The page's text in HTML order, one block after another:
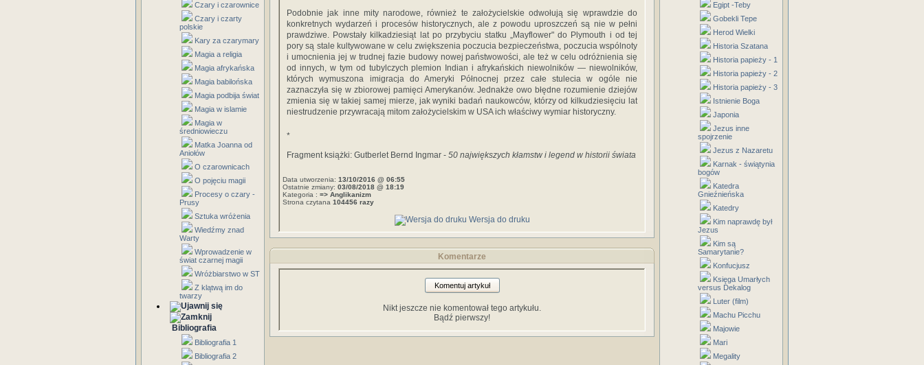
Czary i czarownice
Czary i czarty
polskie
Kary za czarymary
Magia a religia
Magia afrykańska
Magia babilońska
Magia podbija świat
Magia w islamie
Magia w
średniowieczu
Matka Joanna od
Aniołów
O czarownicach
O pojęciu magii
Procesy o czary -
Prusy
Sztuka wróżenia
Wiedźmy znad
Warty
Wprowadzenie w
świat czarnej magii
Wróżbiarstwo w ST
Z klątwą im do
twarzy
Bibliografia
Bibliografia 1
Bibliografia 2
Podobnie jak inne mity narodowe, również te założycielskie odwołują się wprawdzie do
konkretnych wydarzeń i procesów historycznych, ale z powodu uproszczeń są nie w pełni
prawdziwe. Powstały kilkadziesiąt lat po przybyciu statku „Mayflower" do Plymouth i od tej
pory są stale kultywowane w celu zwiększenia poczucia bezpieczeństwa, poczucia wspólnoty
i umocnienia jej w trudnej fazie budowy nowej państwowości, ale też w celu odróżnienia się
od innych, w tym od tubylczych plemion Indian i afrykańskich niewolników — niewolników,
których wymuszona imigracja do Ameryki Północnej przez całe stulecia w ogóle nie
zaznaczyła się w zbiorowej pamięci Amerykanów. Jednakże owo błędne rozumienie dziejów
zmienia się w takiej samej mierze, jak wyniki badań naukowców, którzy od kilkudziesięciu lat
niestrudzenie przywracają mitom założycielskim w USA ich właściwy wymiar historyczny.
*
Fragment książki: Gutberlet Bernd Ingmar - 50 największych kłamstw i legend w historii świata
Data utworzenia: 13/10/2016 @ 06:55
Ostatnie zmiany: 03/08/2018 @ 18:19
Kategoria : => Anglikanizm
Strona czytana 104456 razy
Wersja do druku
Komentarze
Komentuj artykuł
Nikt jeszcze nie komentował tego artykułu.
Bądź pierwszy!
Egipt -Teby
Gobekli Tepe
Herod Wielki
Historia Szatana
Historia papieży - 1
Historia papieży - 2
Historia papieży - 3
Istnienie Boga
Japonia
Jezus inne
spojrzenie
Jezus z Nazaretu
Karnak - świątynia
bogów
Katedra
Gnieźnieńska
Katedry
Kim naprawdę był
Jezus
Kim są
Samarytanie?
Konfucjusz
Księga Umarłych
versus Dekalog
Luter (film)
Machu Picchu
Majowie
Mari
Megality